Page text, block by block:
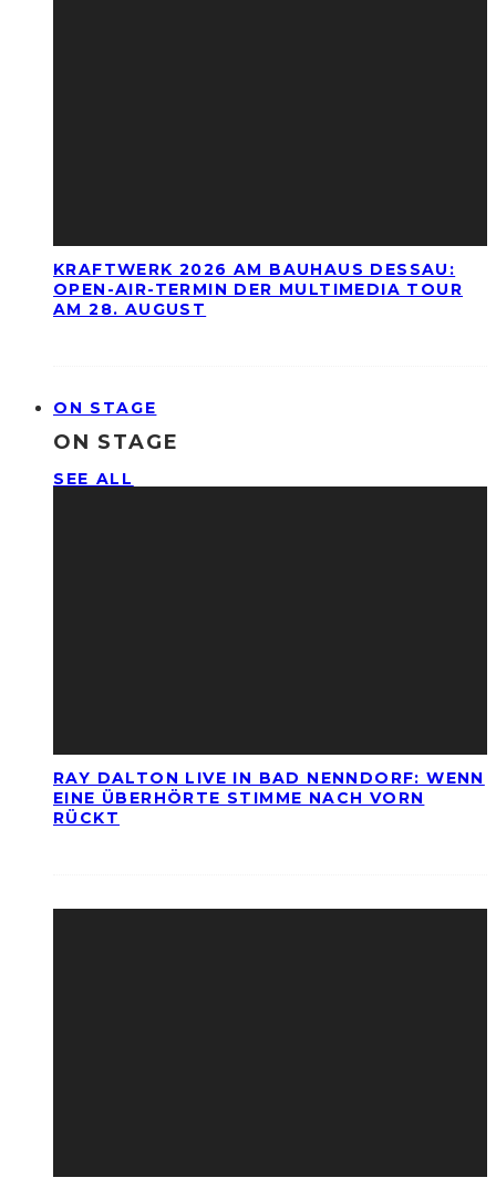
KRAFTWERK 2026 AM BAUHAUS DESSAU:
OPEN-AIR-TERMIN DER MULTIMEDIA TOUR
AM 28. AUGUST
ON STAGE
ON STAGE
SEE ALL
RAY DALTON LIVE IN BAD NENNDORF: WENN
EINE ÜBERHÖRTE STIMME NACH VORN
RÜCKT